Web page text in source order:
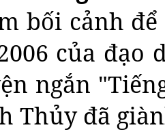
bối cảnh
của đạo
ngắn
Thủy đã